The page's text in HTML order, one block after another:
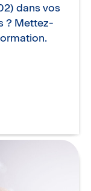
dans vos
? Mettez-